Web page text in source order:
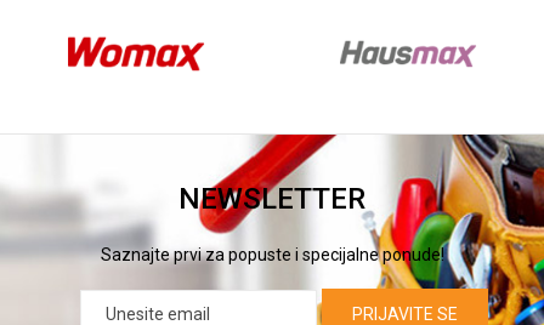
NEWSLETTER
Saznajte prvi za popuste i specijalne ponude!
PRIJAVITE SE